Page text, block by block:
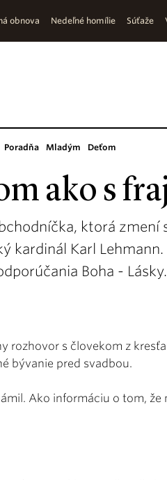
obnova Nedeľné homílie Súťaže
Poradňa Mladým Deťom
ako s
ktorá zmení
kardinál Karl Lehmann.
Boha -
rozhovor s človekom z
bývanie pred svadbou.
Ako informáciu o tom, že